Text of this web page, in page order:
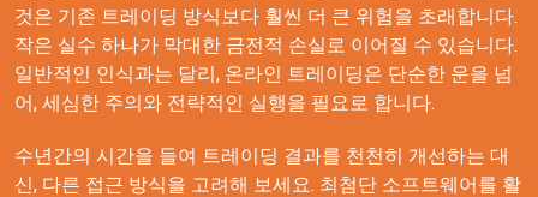
것은 기존 트레이딩 방식보다 훨씬 더 큰 위험을 초래합니다.
작은 실수 하나가 막대한 금전적 손실로 이어질 수 있습니다.
일반적인 인식과는 달리, 온라인 트레이딩은 단순한 운을 넘
어, 세심한 주의와 전략적인 실행을 필요로 합니다.
수년간의 시간을 들여 트레이딩 결과를 천천히 개선하는 대
신, 다른 접근 방식을 고려해 보세요. 최첨단 소프트웨어를 활